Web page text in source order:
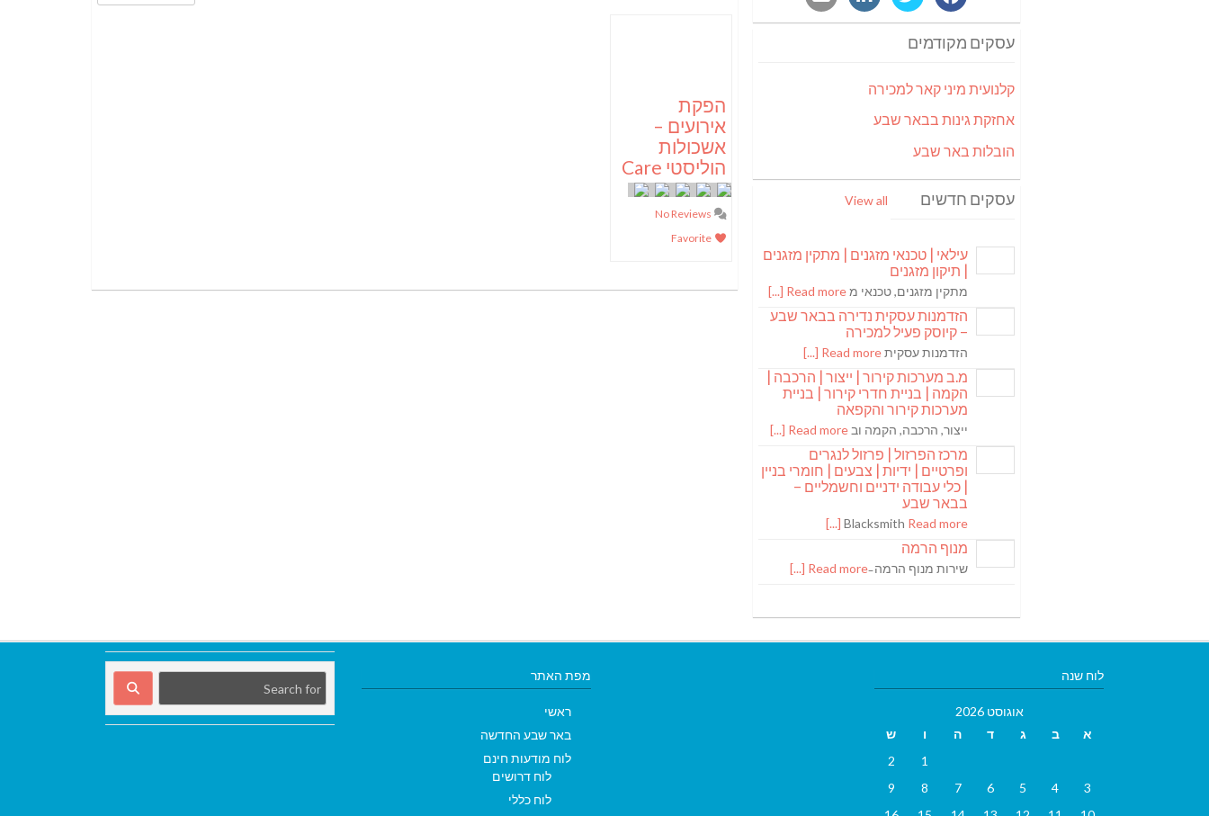
הפקת
אירועים –
אשכולות
הוליסטי Care
עסקים מקודמים
קלנועית מיני קאר למכירה
אחזקת גינות בבאר שבע
הובלות באר שבע
עסקים חדשים View all
עילאי | טכנאי מזגנים | מתקין מזגנים
| תיקון מזגנים
מתקין מזגנים, טכנאי מRead more [...]
הזדמנות עסקית נדירה בבאר שבע
– קיוסק פעיל למכירה
הזדמנות עסקיתRead more [...]
מ.ב מערכות קירור | ייצור | הרכבה |
הקמה | בניית חדרי קירור | בניית
מערכות קירור והקפאה
ייצור, הרכבה, הקמה וב Read more [...]
מרכז הפרזול | פרזול לנגרים
ופרטיים | ידיות | צבעים | חומרי בניין
| כלי עבודה ידניים וחשמליים –
בבאר שבע
Blacksmith Read more [...]
מנוף הרמה
שירות מנוף הרמה ̵Read more [...]
מפת האתר
ראשי
באר שבע החדשה
לוח מודעות חינם
לוח דרושים
לוח כללי
לוח שנה
אוגוסט 2026
א
ב ג ד ה ו
ש
1
2
3
4
5
6
7
8
9